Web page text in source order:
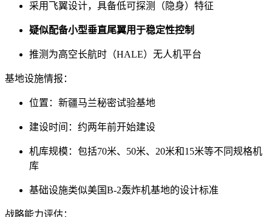
采用飞翼设计，具备低可探测（隐身）特征
疑似配备小型垂直尾翼用于稳定性控制
推测为高空长航时（HALE）无人机平台
基地设施情报：
位置：新疆马兰秘密试验基地
建设时间：约两年前开始建设
机库规模：包括70米、50米、20米和15米等不同规格机
库
基础设施类似美国B-2轰炸机基地的设计标准
战略能力评估：